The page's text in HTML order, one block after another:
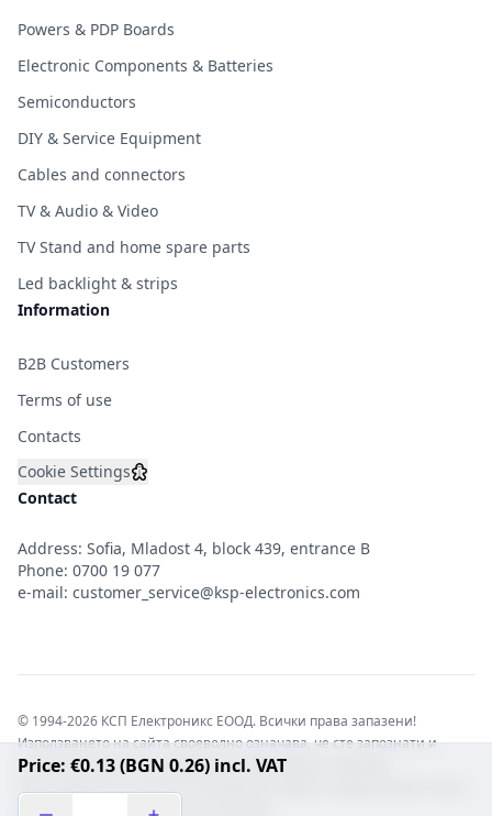
Price: €0.13 (BGN 0.26) incl. VAT
Powers & PDP Boards
Electronic Components & Batteries
Semiconductors
DIY & Service Equipment
Cables and connectors
TV & Audio & Video
TV Stand and home spare parts
Led backlight & strips
Information
B2B Customers
Terms of use
Contacts
Cookie Settings
Contact
Address: Sofia, Mladost 4, block 439, entrance B
Phone: 0700 19 077
e-mail: customer_service@ksp-electronics.com
© 1994-2026 КСП Електроникс ЕООД. Всички права запазени!
Използването на сайта своеволно означава, че сте запознати и
съгласни с правната информация обвързваща софтуера.
отговорност с цялата сила на закона!b